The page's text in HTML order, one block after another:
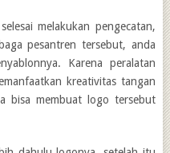
melakukan pengecatan,
pesantren tersebut, anda
Karena peralatan
kreativitas tangan
bisa membuat logo tersebut